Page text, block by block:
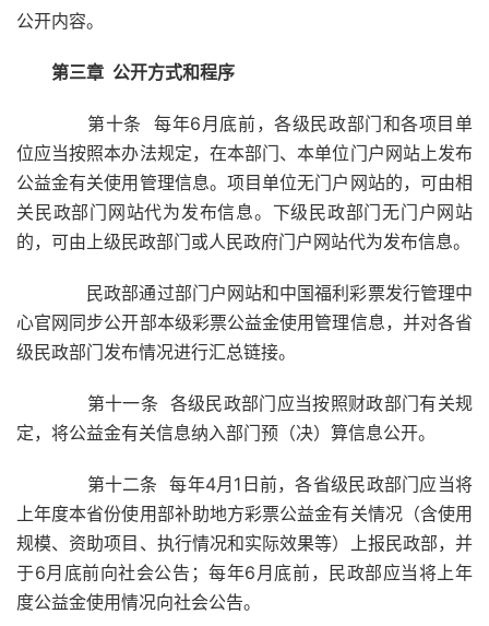
公开内容。
第三章 公开方式和程序
第十条 每年6月底前，各级民政部门和各项目单
位应当按照本办法规定，在本部门、本单位门户网站上发布
公益金有关使用管理信息。项目单位无门户网站的，可由相
关民政部门网站代为发布信息。下级民政部门无门户网站
的，可由上级民政部门或人民政府门户网站代为发布信息。
民政部通过部门户网站和中国福利彩票发行管理中
心官网同步公开部本级彩票公益金使用管理信息，并对各省
级民政部门发布情况进行汇总链接。
第十一条 各级民政部门应当按照财政部门有关规
定，将公益金有关信息纳入部门预（决）算信息公开。
第十二条 每年4月1日前，各省级民政部门应当将
上年度本省份使用部补助地方彩票公益金有关情况（含使用
规模、资助项目、执行情况和实际效果等）上报民政部，并
于6月底前向社会公告；每年6月底前，民政部应当将上年
度公益金使用情况向社会公告。